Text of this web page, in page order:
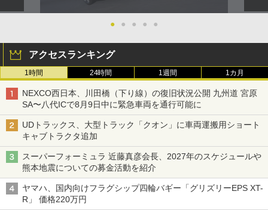
● ● ● ● ●
アクセスランキング
1時間 24時間 1週間 1カ月
NEXCO西日本、川田橋（下り線）の復旧状況公開 九州道 宮原
SA〜八代ICで8月9日中に緊急車両を通行可能に
UDトラックス、大型トラック「クオン」に車両運搬用ショート
キャブトラクタ追加
スーパーフォーミュラ 近藤真彦会長、2027年のスケジュールや
熊本地震についての募金活動を紹介
ヤマハ、国内向けフラグシップ四輪バギー「グリズリーEPS XT-
R」 価格220万円